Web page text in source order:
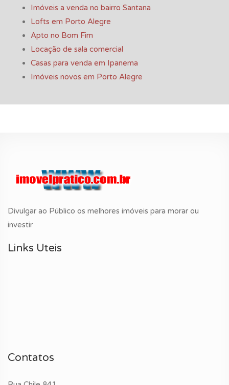
Imóveis a venda no bairro Santana
Lofts em Porto Alegre
Apto no Bom Fim
Locação de sala comercial
Casas para venda em Ipanema
Imóveis novos em Porto Alegre
Divulgar ao Público os melhores imóveis para morar ou
investir
Links Uteis
Contatos